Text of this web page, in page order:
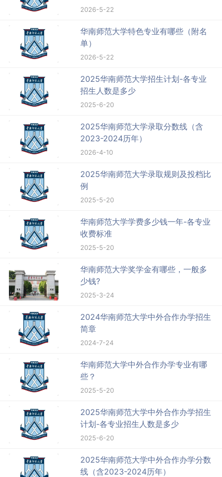
2026-5-22
华南师范大学特色专业有哪些（附名
单）
2026-5-22
2025华南师范大学招生计划-各专业
招生人数是多少
2025-6-20
2025华南师范大学录取分数线（含
2023-2024历年）
2026-4-10
2025华南师范大学录取规则及投档比
例
2025-5-20
华南师范大学学费多少钱一年-各专业
收费标准
2025-5-20
华南师范大学奖学金有哪些，一般多
少钱?
2025-3-24
2024华南师范大学中外合作办学招生
简章
2024-7-24
华南师范大学中外合作办学专业有哪
些？
2025-5-20
2025华南师范大学中外合作办学招生
计划-各专业招生人数是多少
2025-6-20
2025华南师范大学中外合作办学分数
线（含2023-2024历年）